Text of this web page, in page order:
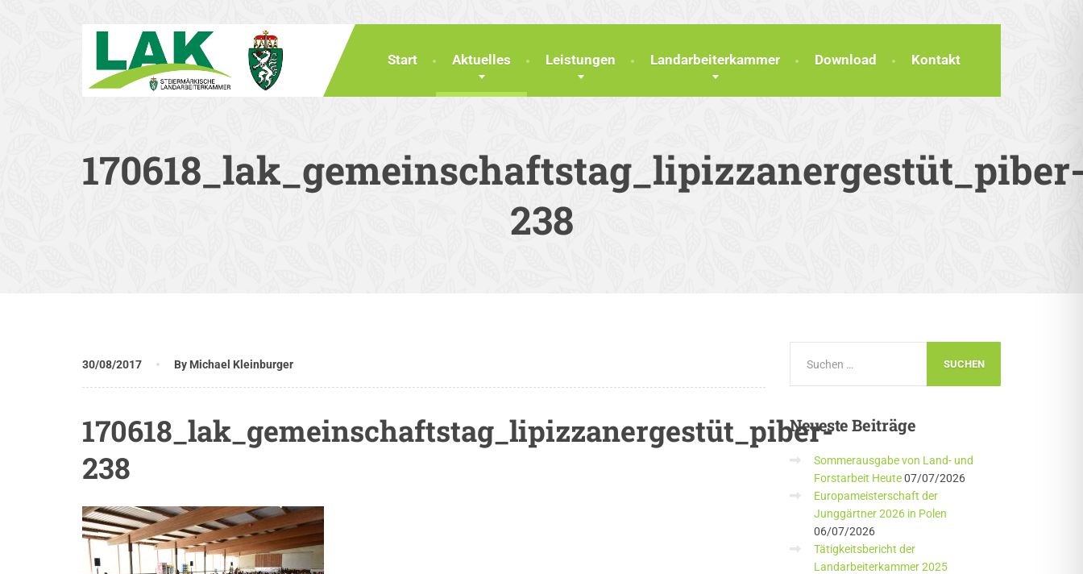
Start Aktuelles Leistungen Landarbeiterkammer Download Kontakt
238
30/08/2017 By Michael Kleinburger
170618_lak_gemeinschaftstag_lipizzanergestüt_piber-
238
NeuesteBeiträge
Sommerausgabe von Land- und
Forstarbeit Heute 07/07/2026
Europameisterschaft der
Junggärtner 2026 in Polen
06/07/2026
Tätigkeitsbericht der
Landarbeiterkammer 2025